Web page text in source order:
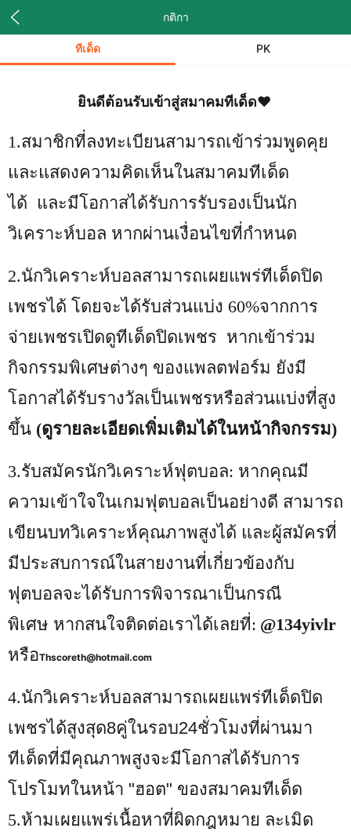
กติกา
ทีเด็ด PK
ยินดีต้อนรับเข้าสู่สมาคมทีเด็ด❤️
1.สมาชิกที่ลงทะเบียนสามารถเข้าร่วมพูดคุย
และแสดงความคิดเห็นในสมาคมทีเด็ด
ได้ และมีโอกาสได้รับการรับรองเป็นนัก
วิเคราะห์บอล หากผ่านเงื่อนไขที่กำหนด
2.นักวิเคราะห์บอลสามารถเผยแพร่ทีเด็ดปิด
เพชรได้ โดยจะได้รับส่วนแบ่ง 60%จากการ
จ่ายเพชรเปิดดูทีเด็ดปิดเพชร หากเข้าร่วม
กิจกรรมพิเศษต่างๆ ของแพลตฟอร์ม ยังมี
โอกาสได้รับรางวัลเป็นเพชรหรือส่วนแบ่งที่สูง
ขึ้น (ดูรายละเอียดเพิ่มเติมได้ในหน้ากิจกรรม)
3.รับสมัครนักวิเคราะห์ฟุตบอล: หากคุณมี
ความเข้าใจในเกมฟุตบอลเป็นอย่างดี สามารถ
เขียนบทวิเคราะห์คุณภาพสูงได้ และผู้สมัครที่
มีประสบการณ์ในสายงานที่เกี่ยวข้องกับ
ฟุตบอลจะได้รับการพิจารณาเป็นกรณี
พิเศษ หากสนใจติดต่อเราได้เลยที่: @134yivlr
หรือThscoreth@hotmail.com
4.นักวิเคราะห์บอลสามารถเผยแพร่ทีเด็ดปิด
เพชรได้สูงสุด8คู่ในรอบ24ชั่วโมงที่ผ่านมา
ทีเด็ดที่มีคุณภาพสูงจะมีโอกาสได้รับการ
โปรโมทในหน้า "ฮอต" ของสมาคมทีเด็ด
5.ห้ามเผยแพร่เนื้อหาที่ผิดกฎหมาย ละเมิด